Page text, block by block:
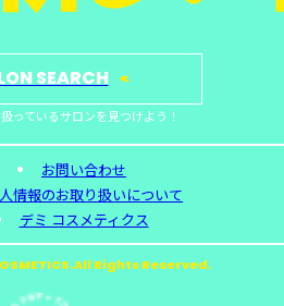
SEARCH
っているサロンを見つけよう！
お問い合わせ
情報のお取り扱いについて
デミ コスメティクス
Rights Reserved.